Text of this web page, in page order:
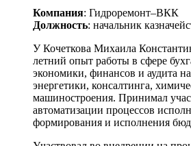
Компания: Гидроремонт–ВКК
Должность: начальник
У Кочеткова Михаила
летний опыт работы в сфере
экономики, финансов и аудита
энергетики, консалтинга,
машиностроения. Принимал
автоматизации процессов
формирования и исполнения